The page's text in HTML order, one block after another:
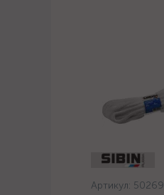
Артикул: 50269